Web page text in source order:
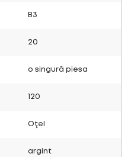
B3
20
o singură piesa
120
Oţel
argint